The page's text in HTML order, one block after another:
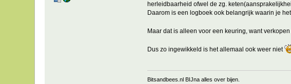
herleidbaarheid ofwel de zg.
Daarom is een logboek ook belangrijk waarin je
Maar dat is alleen voor een keuring, want
Dus zo ingewikkeld is het allemaal ook weer niet
Bitsandbees.nl BIJna alles over bijen.